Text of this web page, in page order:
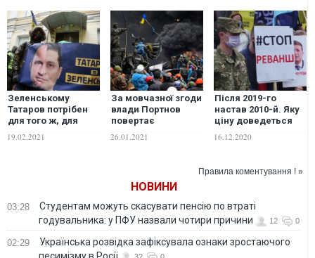
Зеленському
Татаров потрібен
для того ж, для
чого і Януковичеві
свого часу –
19.02.2021
За мовчазної згоди
влади Портнов
повертає
бандитську Україну
Януковича –
26.01.2021
Після 2019-го
настав 2010-й. Яку
ціну доведеться
заплатити цього
разу?
16.12.2020
Правила коментування ! »
НОВИНИ
03:28
Студентам можуть скасувати пенсію по втраті
годувальника: у ПФУ назвали чотири причини
12 0
02:29
Українська розвідка зафіксувала ознаки зростаючого